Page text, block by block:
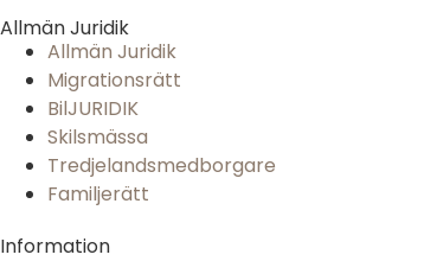
Allmän Juridik
Allmän Juridik
Migrationsrätt
BilJURIDIK
Skilsmässa
Tredjelandsmedborgare
Familjerätt
Information